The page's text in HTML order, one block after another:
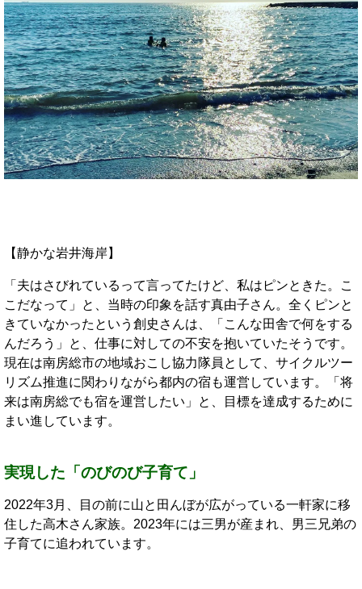
【静かな岩井海岸】
「夫はさびれているって言ってたけど、私はピンときた。こ
こだなって」と、当時の印象を話す真由子さん。全くピンと
きていなかったという創史さんは、「こんな田舎で何をする
んだろう」と、仕事に対しての不安を抱いていたそうです。
現在は南房総市の地域おこし協力隊員として、サイクルツー
リズム推進に関わりながら都内の宿も運営しています。「将
来は南房総でも宿を運営したい」と、目標を達成するために
まい進しています。
実現した「のびのび子育て」
2022年3月、目の前に山と田んぼが広がっている一軒家に移
住した高木さん家族。2023年には三男が産まれ、男三兄弟の
子育てに追われています。